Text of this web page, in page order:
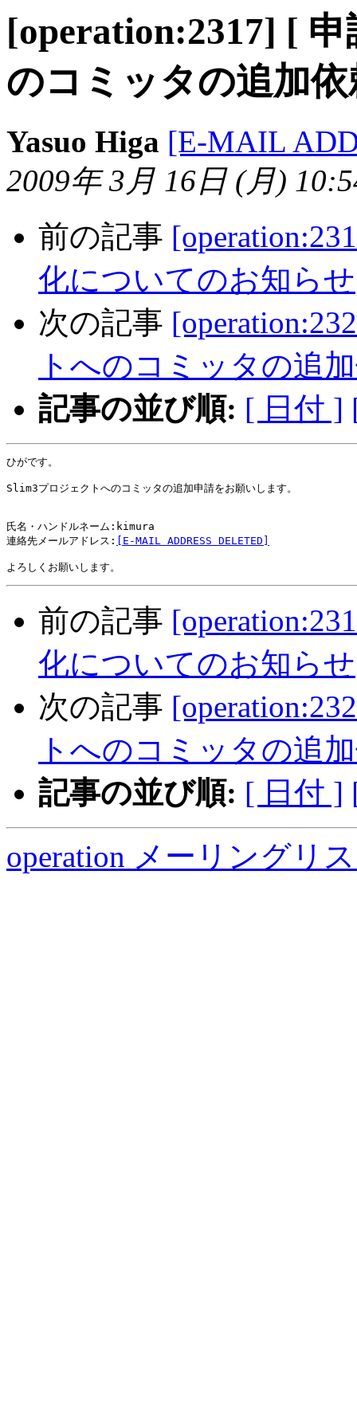
[operation:2317] [
のコミッタの追加依
Yasuo Higa [E-MAIL
2009年 3月 16日 (月)
前の記事
化についてのお知らせ
次の記事
トへのコミッタの追
記事の並び順: [ 日付 ]
ひがです。
Slim3プロジェクトへのコミッタの追加申請をお願いします。
氏名・ハンドルネーム:kimura
連絡先メールアドレス:
[E-MAIL ADDRESS DELETED]
前の記事
化についてのお知らせ
次の記事
トへのコミッタの追
記事の並び順: [ 日付 ]
operation メーリングリ